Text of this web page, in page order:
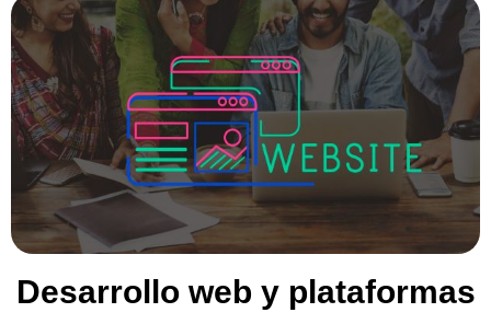
Desarrollo web y plataformas